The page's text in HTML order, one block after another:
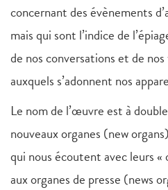
concernant des évènements
mais qui sont l’indice de
de nos conversations et de
auxquels s’adonnent nos
Le nom de l’œuvre est à
nouveaux organes (new
qui nous écoutent avec leurs
aux organes de presse (news